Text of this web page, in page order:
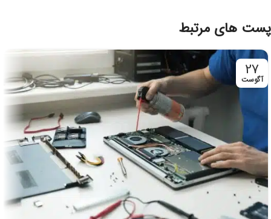
پست های مرتبط
27
آگوست